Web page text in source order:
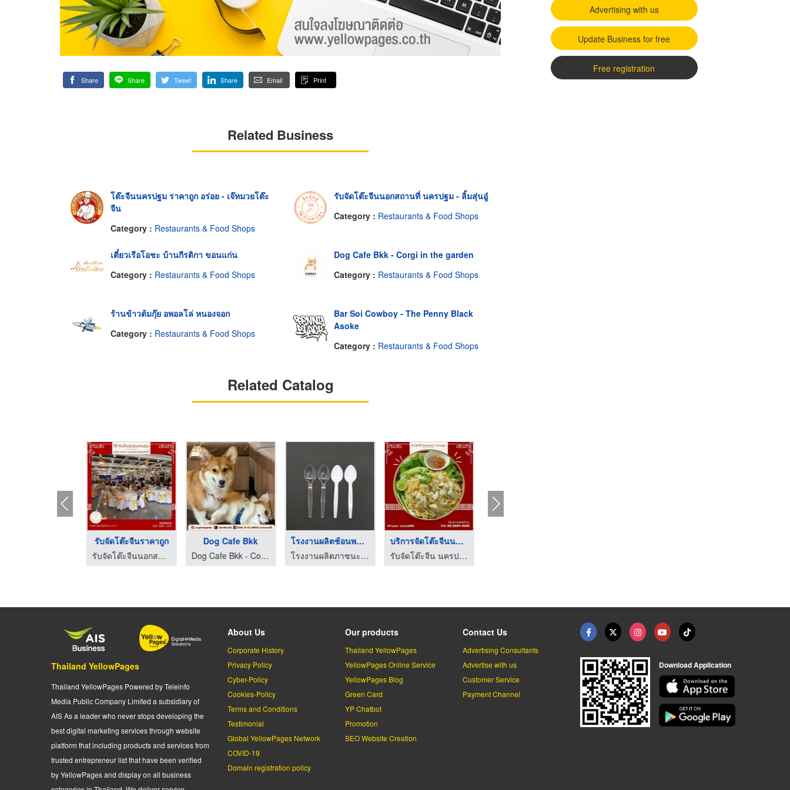
Share Share Tweet Share Email Print
Related Business
โต๊ะจีนนครปฐม ราคาถูก อร่อย - เจ๊หมวยโต๊ะ
จีน
Category : Restaurants & Food Shops
รับจัดโต๊ะจีนนอกสถานที่ นครปฐม - ลิ้มสุ่นอู๋
Category : Restaurants & Food Shops
เตี๋ยวเรือโอชะ บ้านกีรติกา ขอนแก่น
Category : Restaurants & Food Shops
Dog Cafe Bkk - Corgi in the garden
Category : Restaurants & Food Shops
ร้านข้าวต้มกุ๊ย อพอลโล่ หนองจอก
Category : Restaurants & Food Shops
Bar Soi Cowboy - The Penny Black
Asoke
Category : Restaurants & Food Shops
Related Catalog
รับจัดโต๊ะจีนราคาถูก
รับจัดโต๊ะจีนนอกสถานที่ นครปฐม - ลิ้มสุ่นอู๋
Dog Cafe Bkk
Dog Cafe Bkk - Corgi in the garden
โรงงานผลิตช้อนพลาสติ ...
โรงงานผลิตภาชนะพลาสติก สมุทรสาคร
บริการจัดโต๊ะจีนนครป ...
รับจัดโต๊ะจีน นครปฐม - น้องซ่า โภชนา
Advertising with us
Update Business for free
Free registration
Thailand YellowPages
Thailand YellowPages Powered by Teleinfo
Media Public Company Limited a subsidiary of
AIS As a leader who never stops developing the
best digital marketing services through website
platform that including products and services from
trusted entrepreneur list that have been verified
by YellowPages and display on all business
About Us
Corporate History
Privacy Policy
Cyber-Policy
Cookies-Policy
Terms and Conditions
Testimonial
Global YellowPages Network
COVID-19
Domain registration policy
Our products
Thailand YellowPages
YellowPages Online Service
YellowPages Blog
Green Card
YP Chatbot
Promotion
SEO Website Creation
Contact Us
Advertising Consultants
Advertise with us
Customer Service
Payment Channel
Download Application